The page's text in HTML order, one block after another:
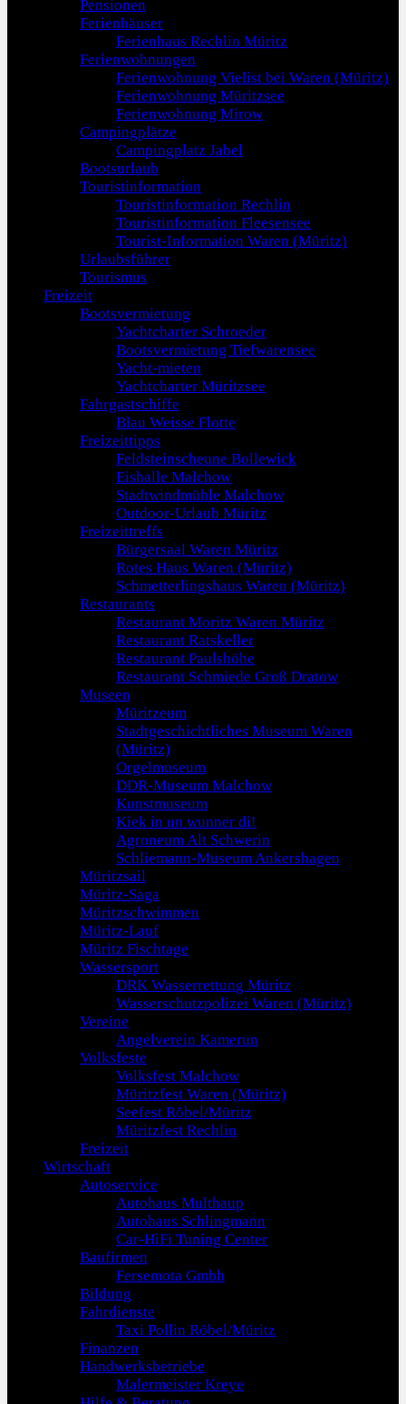
Pensionen
Ferienhäuser
Ferienhaus Rechlin Müritz
Ferienwohnungen
Ferienwohnung Vielist bei Waren (Müritz)
Ferienwohnung Müritzsee
Ferienwohnung Mirow
Campingplätze
Campingplatz Jabel
Bootsurlaub
Touristinformation
Touristinformation Rechlin
Touristinformation Fleesensee
Tourist-Information Waren (Müritz)
Urlaubsführer
Tourismus
Freizeit
Bootsvermietung
Yachtcharter Schroeder
Bootsvermietung Tiefwarensee
Yacht-mieten
Yachtcharter Müritzsee
Fahrgastschiffe
Blau Weisse Flotte
Freizeittipps
Feldsteinscheune Bollewick
Eishalle Malchow
Stadtwindmühle Malchow
Outdoor-Urlaub Müritz
Freizeittreffs
Bürgersaal Waren Müritz
Rotes Haus Waren (Müritz)
Schmetterlingshaus Waren (Müritz)
Restaurants
Restaurant Moritz Waren Müritz
Restaurant Ratskeller
Restaurant Paulshöhe
Restaurant Schmiede Groß Dratow
Museen
Müritzeum
Stadtgeschichtliches Museum Waren
(Müritz)
Orgelmuseum
DDR-Museum Malchow
Kunstmuseum
Kiek in un wunner di!
Agroneum Alt Schwerin
Schliemann-Museum Ankershagen
Müritzsail
Müritz-Saga
Müritzschwimmen
Müritz-Lauf
Müritz Fischtage
Wassersport
DRK Wasserrettung Müritz
Wasserschutzpolizei Waren (Müritz)
Vereine
Angelverein Kamerun
Volksfeste
Volksfest Malchow
Müritzfest Waren (Müritz)
Seefest Röbel/Müritz
Müritzfest Rechlin
Freizeit
Wirtschaft
Autoservice
Autohaus Multhaup
Autohaus Schlingmann
Car-HiFi Tuning Center
Baufirmen
Fersemota Gmbh
Bildung
Fahrdienste
Taxi Pollin Röbel/Müritz
Finanzen
Handwerksbetriebe
Malermeister Kreye